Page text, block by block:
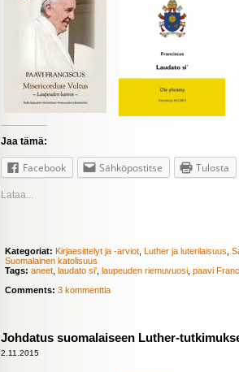
Jaa tämä:
Facebook Sähköpostitse Tulosta
Lataa...
Kategoriat: Kirjaesittelyt ja -arviot Luther ja luterilaisuus
Suomalainen katolisuus
Tags: aneet laudato si' laupeuden riemuvuosi paavi
Comments: 3 kommenttia
Johdatus suomalaiseen Luther-
2.11.2015